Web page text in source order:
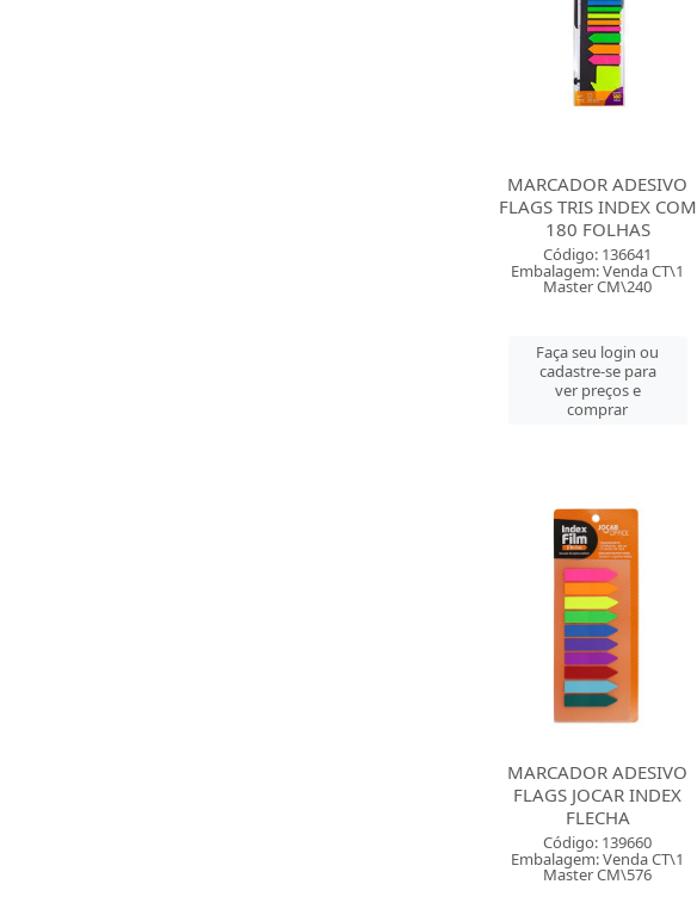
MARCADOR ADESIVO
FLAGS TRIS INDEX COM
180 FOLHAS
Código: 136641
Embalagem: Venda CT\1
Master CM\240
Faça seu login ou
cadastre-se para
ver preços e
comprar
MARCADOR ADESIVO
FLAGS JOCAR INDEX
FLECHA
Código: 139660
Embalagem: Venda CT\1
Master CM\576